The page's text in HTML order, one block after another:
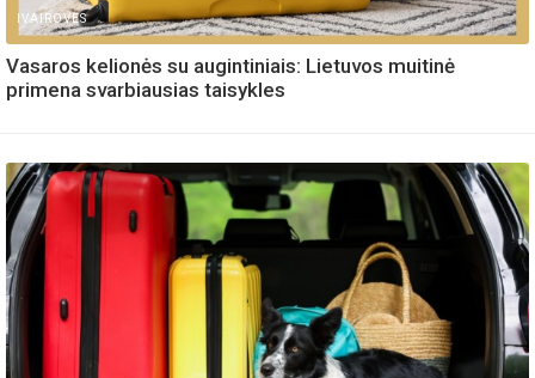
IVAIROVES
Vasaros kelionės su augintiniais: Lietuvos muitinė
primena svarbiausias taisykles